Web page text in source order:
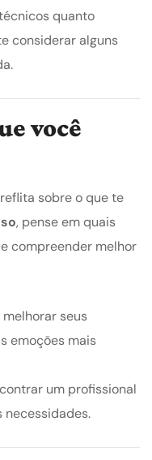
quanto
considerar alguns
você
sobre o que te
, pense em quais
compreender melhor
seus
emoções mais
um profissional
necessidades.